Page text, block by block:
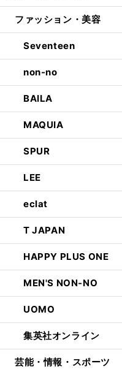
ファッション・美容
Seventeen
non-no
BAILA
MAQUIA
SPUR
LEE
eclat
T JAPAN
HAPPY PLUS ONE
MEN'S NON-NO
UOMO
集英社オンライン
芸能・情報・スポーツ